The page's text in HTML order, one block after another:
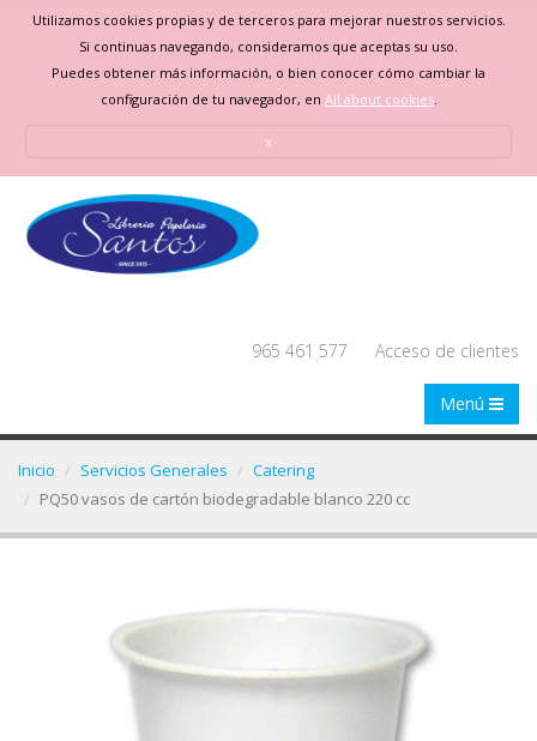
Utilizamos cookies propias y de terceros para mejorar nuestros servicios.
Si continuas navegando, consideramos que aceptas su uso.
Puedes obtener más información, o bien conocer cómo cambiar la
configuración de tu navegador, en All about cookies.
x
965 461 577 Acceso de clientes
Menú
Inicio Servicios Generales
Catering
PQ50 vasos de cartón biodegradable blanco 220 cc